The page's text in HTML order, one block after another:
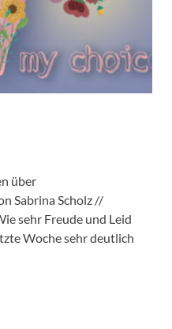
über
Sabrina Scholz //
sehr Freude und Leid
Woche sehr deutlich